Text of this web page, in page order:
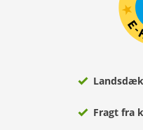
Fragt fra